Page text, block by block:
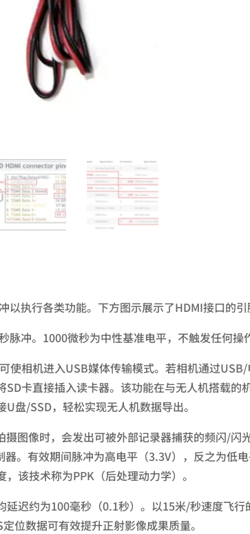
执行各类功能。下方图示展示了HDMI接口的
脉冲。1000微秒为中性基准电平，不触发任何操
使相机进入USB媒体传输模式。若相机通过
SD卡直接插入读卡器。该功能在与无人机搭载
盘/SSD，轻松实现无人机数据导出。
图像时，会发出可被外部记录器捕获的频闪/
。有效期间脉冲为高电平（3.3V），反之为低
该技术称为PPK（后处理动力学）。
延迟约为100毫秒（0.1秒）。以15米/秒速度飞
位数据可有效提升正射影像成果质量。